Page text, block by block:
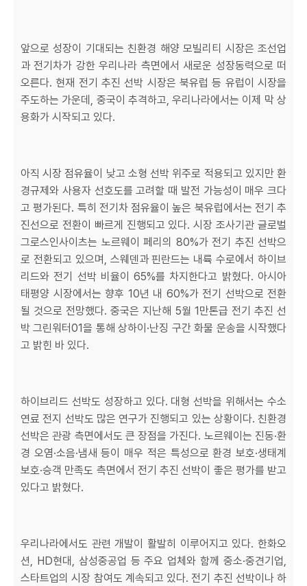
앞으로 성장이 기대되는 친환경 해양 모빌리티 시장은 조선업
과 전기차가 강한 우리나라 측면에서 새로운 성장동력으로 떠
오른다. 현재 전기 추진 선박 시장은 북유럽 등 유럽이 시장을
주도하는 가운데, 중국이 추격하고, 우리나라에서는 이제 막 상
용화가 시작되고 있다.
아직 시장 점유율이 낮고 소형 선박 위주로 적용되고 있지만 환
경규제와 사용자 선호도를 고려할 때 발전 가능성이 매우 크다
고 평가된다. 특히 전기차 점유율이 높은 북유럽에서는 전기 추
진선으로 전환이 빠르게 진행되고 있다. 시장 조사기관 글로벌
그로스인사이츠는 노르웨이 페리의 80%가 전기 추진 선박으
로 전환되고 있으며, 스웨덴과 핀란드는 내륙 수로에서 하이브
리드와 전기 선박 비율이 65%를 차지한다고 밝혔다. 아시아
태평양 시장에서는 향후 10년 내 60%가 전기 선박으로 전환
될 것으로 전망했다. 중국은 지난해 5월 1만톤급 전기 추진 선
박 그린워터01을 통해 상하이·난징 구간 화물 운송을 시작했다
고 밝힌 바 있다.
하이브리드 선박도 성장하고 있다. 대형 선박을 위해서는 수소
연료 전지 선박도 많은 연구가 진행되고 있는 상황이다. 친환경
선박은 관광 측면에서도 큰 장점을 가진다. 노르웨이는 진동·환
경 오염·소음·냄새 등이 매우 적은 특성으로 환경 보호·생태계
보호·승객 만족도 측면에서 전기 추진 선박이 좋은 평가를 받고
있다고 밝혔다.
우리나라에서도 관련 개발이 활발히 이루어지고 있다. 한화오
션, HD현대, 삼성중공업 등 주요 업체와 함께 중소·중견기업,
스타트업의 시장 참여도 계속되고 있다. 전기 추진 선박이나 하